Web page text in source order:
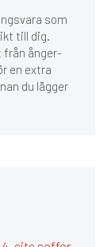
som
till dig.
från ånger-
en extra
du lägger